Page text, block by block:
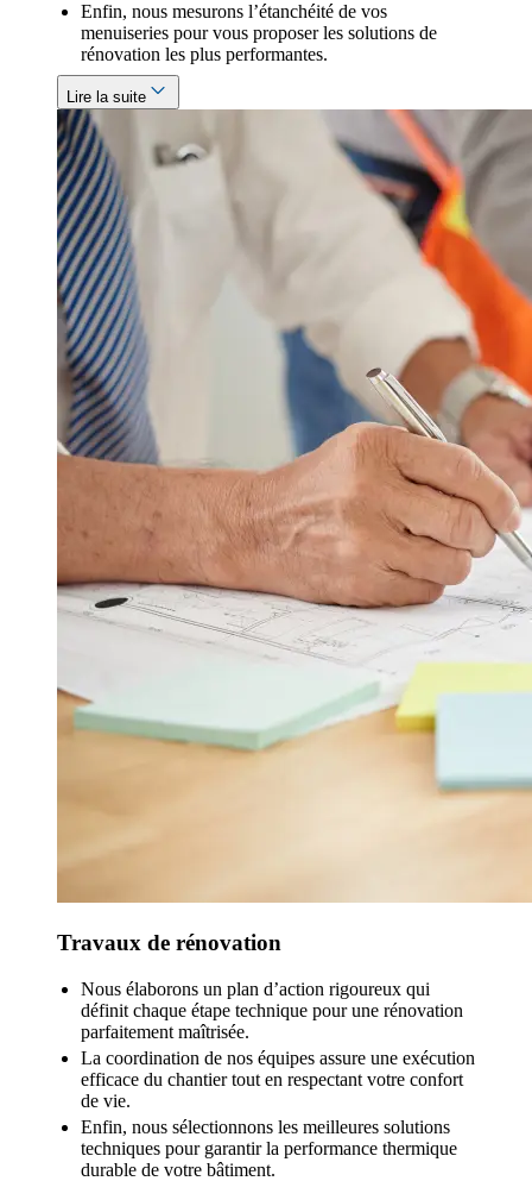
Enfin, nous mesurons l’étanchéité de vos
menuiseries pour vous proposer les solutions de
rénovation les plus performantes.
Lire la suite
Travaux de rénovation
Nous élaborons un plan d’action rigoureux qui
définit chaque étape technique pour une rénovation
parfaitement maîtrisée.
La coordination de nos équipes assure une exécution
efficace du chantier tout en respectant votre confort
de vie.
Enfin, nous sélectionnons les meilleures solutions
techniques pour garantir la performance thermique
durable de votre bâtiment.